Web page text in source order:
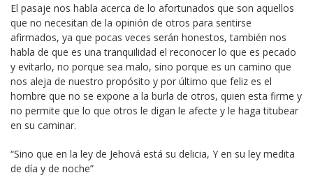
El pasaje nos habla acerca de lo afortunados que son aquellos
que no necesitan de la opinión de otros para sentirse
afirmados, ya que pocas veces serán honestos, también nos
habla de que es una tranquilidad el reconocer lo que es pecado
y evitarlo, no porque sea malo, sino porque es un camino que
nos aleja de nuestro propósito y por último que feliz es el
hombre que no se expone a la burla de otros, quien esta firme y
no permite que lo que otros le digan le afecte y le haga titubear
en su caminar.
“Sino que en la ley de Jehová está su delicia, Y en su ley medita
de día y de noche”